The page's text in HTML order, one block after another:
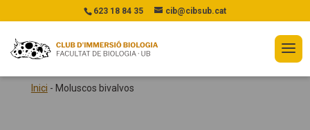
623 18 84 35 cib@cibsub.cat
Inici - Moluscos bivalvos